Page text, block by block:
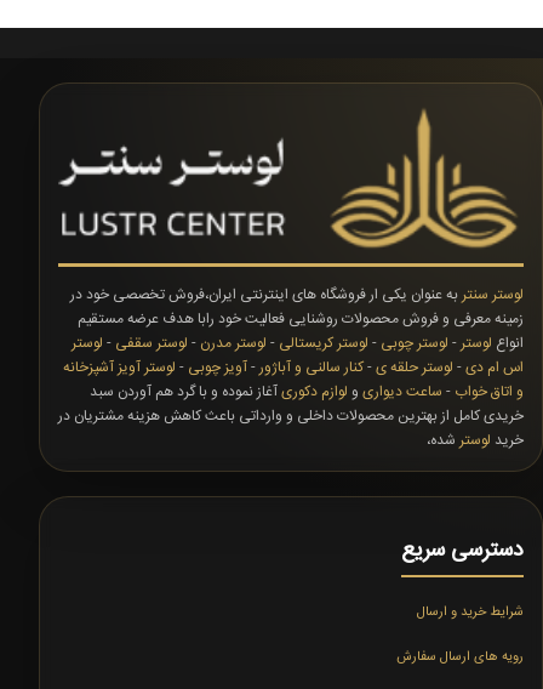
لوستر سنتر به عنوان یکی ار فروشگاه های اینترنتی ایران،فروش تخصصی خود در
زمینه معرفی و فروش محصولات روشنایی فعالیت خود رابا هدف عرضه مستقیم
انواع لوستر - لوستر چوبی - لوستر کریستالی - لوستر مدرن - لوستر سقفی - لوستر
اس ام دی- لوستر حلقه ی-کنار سالنی و آباژور-آویز چوبی - لوستر آویز آشپزخانه
و اتاق خواب - ساعت دیواری و لوازم دکوریآغاز نموده و با گرد هم آوردن سبد
خریدی کامل از بهترین محصولات داخلی و وارداتی باعث کاهش هزینه مشتریان در
خرید لوستر شده،
دسترسی سریع
شرایط خرید و ارسال
رویه های ارسال سفارش